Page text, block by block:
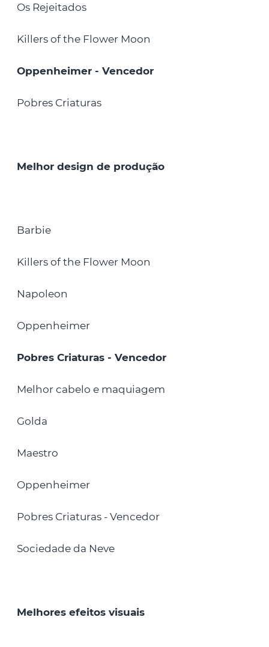
Os Rejeitados
Killers of the Flower Moon
Oppenheimer - Vencedor
Pobres Criaturas
Melhor design de produção
Barbie
Killers of the Flower Moon
Napoleon
Oppenheimer
Pobres Criaturas - Vencedor
Melhor cabelo e maquiagem
Golda
Maestro
Oppenheimer
Pobres Criaturas - Vencedor
Sociedade da Neve
Melhores efeitos visuais